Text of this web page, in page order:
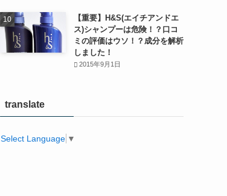
【重要】H&S(エイチアンドエ
ス)シャンプーは危険！？口コ
ミの評価はウソ！？成分を解析
しました！
2015年9月1日
translate
Select Language ▼